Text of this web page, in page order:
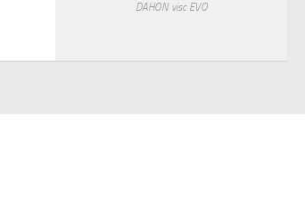
DAHON visc EVO